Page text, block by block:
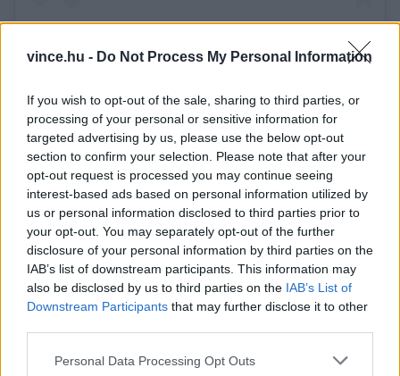
vince.hu - Do Not Process My Personal Information
If you wish to opt-out of the sale, sharing to third parties, or
processing of your personal or sensitive information for
targeted advertising by us, please use the below opt-out
section to confirm your selection. Please note that after your
opt-out request is processed you may continue seeing
interest-based ads based on personal information utilized by
us or personal information disclosed to third parties prior to
your opt-out. You may separately opt-out of the further
disclosure of your personal information by third parties on the
IAB’s list of downstream participants. This information may
also be disclosed by us to third parties on the IAB’s List of
Downstream Participants that may further disclose it to other
Please note that this website/app uses one or more Google
Personal Data Processing Opt Outs
Daniele Zennaro Chef (@danielezennaro.chef) által megosztott bejegyzés
Nem véletlen, hogy a moeche igazi
luxustermékké vált: egy kilogrammjáért ma akár
150 eurót, azaz közel 60 ezer forintot is
elkérhetnek.
Tovább növeli a luxusjellegét, hogy a fentiek
miatt a belőle készült fogást évente csupán két